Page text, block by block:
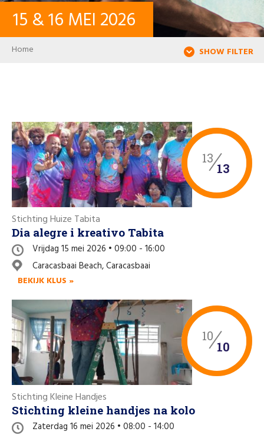
CONTACT
WACHTWOORD
Zoeken
15 &16 MEI 2026
Breadcrumb
Home SHOW FILTER
13
13
Stichting Huize Tabita
Dia alegre i kreativo Tabita
Vrijdag 15 mei 2026 • 09:00 - 16:00
Caracasbaai Beach, Caracasbaai
BEKIJK KLUS »
10
10
Stichting Kleine Handjes
Stichting kleine handjes na kolo
Zaterdag 16 mei 2026 • 08:00 - 14:00